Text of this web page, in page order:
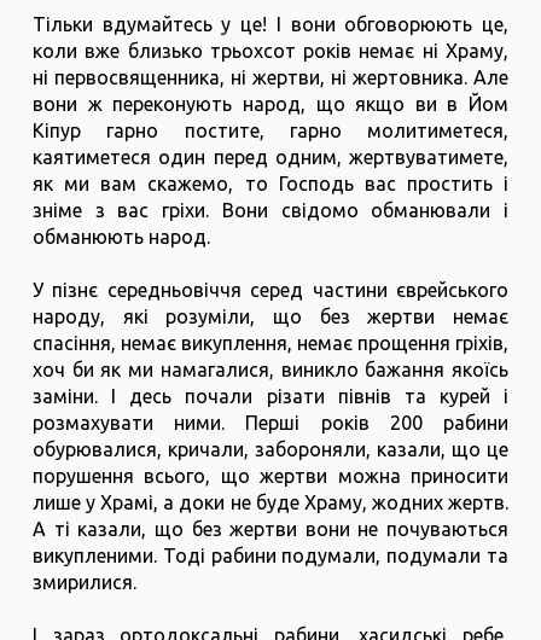
Тільки вдумайтесь у це! І вони обговорюють це,
коли вже близько трьохсот років немає ні Храму,
ні первосвященника, ні жертви, ні жертовника. Але
вони ж переконують народ, що якщо ви в Йом
Кіпур гарно постите, гарно молитиметеся,
каятиметеся один перед одним, жертвуватимете,
як ми вам скажемо, то Господь вас простить і
зніме з вас гріхи. Вони свідомо обманювали і
обманюють народ.
У пізнє середньовіччя серед частини єврейського
народу, які розуміли, що без жертви немає
спасіння, немає викуплення, немає прощення гріхів,
хоч би як ми намагалися, виникло бажання якоїсь
заміни. І десь почали різати півнів та курей і
розмахувати ними. Перші років 200 рабини
обурювалися, кричали, забороняли, казали, що це
порушення всього, що жертви можна приносити
лише у Храмі, а доки не буде Храму, жодних жертв.
А ті казали, що без жертви вони не почуваються
викупленими. Тоді рабини подумали, подумали та
змирилися.
І зараз ортодоксальні рабини, хасидські ребе,